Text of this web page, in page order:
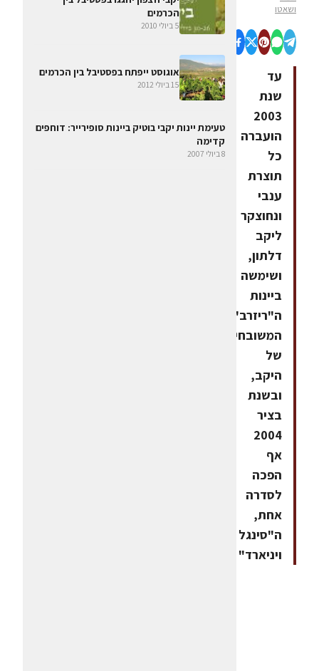
ושאטו
עד
שנת
2003
הועברה
כל
תוצרת
ענבי
ונחוצקר
ליקב
דלתון,
ושימשה
ביינות
ה"ריזרב"
המשובחים
של
היקב,
ובשנת
בציר
2004
אף
הפכה
לסדרה
אחת,
ה"סינגל
ויניארד"
הכרמים
5 ביולי 2010
אוגוסט ייפתח בפסטיבל בין הכרמים
15 ביולי 2012
טעימת יינות יקבי בוטיק ביינות סופירייר: דוחפים
קדימה
8 ביולי 2007